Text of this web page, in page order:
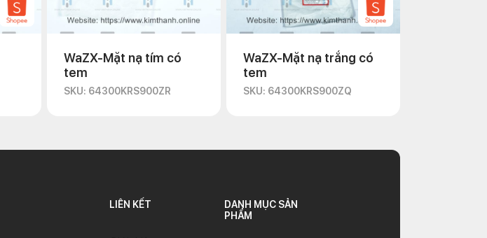
WaZX-Mặt nạ tím có
tem
SKU: 64300KRS900ZR
WaZX-Mặt nạ trắng có
tem
SKU: 64300KRS900ZQ
LIÊN KẾT
DANH MỤC SẢN
PHẨM